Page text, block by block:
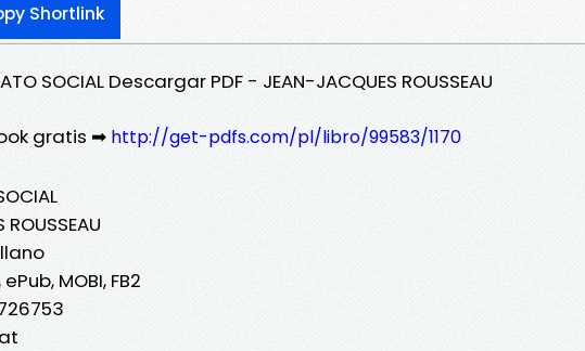
Shortlink
SOCIAL Descargar PDF - JEAN-JACQUES ROUSSEAU
gratis ➡ http://get-pdfs.com/pl/libro/99583/1170
MOBI, FB2